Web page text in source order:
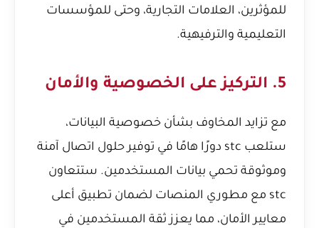
للمؤثرين، العلامات التجارية، وحتى للمؤسسات
التعليمية والترفيهية.
5. التركيز على الخصوصية والأمان
مع تزايد المخاوف بشأن خصوصية البيانات،
ستلعب stc دورًا هامًا في توفير حلول اتصال آمنة
وموثوقة تحمي بيانات المستخدمين. ستتعاون
stc مع مطوري المنصات لضمان تطبيق أعلى
معايير الأمان، مما يعزز ثقة المستخدمين في